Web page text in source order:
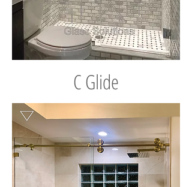
C Glide